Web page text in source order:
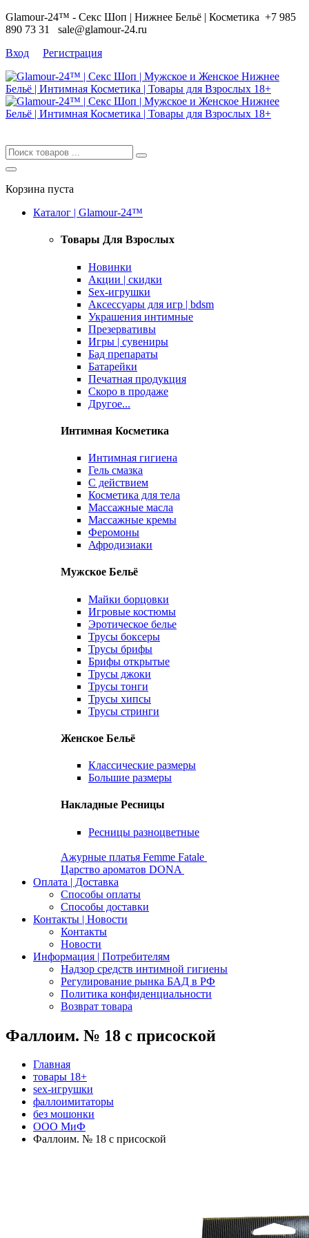
Glamour-24™ - Секс Шоп | Нижнее Бельё | Косметика +7 985
890 73 31 sale@glamour-24.ru
Вход
Регистрация
Корзина пуста
Каталог | Glamour-24™
Товары Для Взрослых
Новинки
Акции | скидки
Sex-игрушки
Аксессуары для игр | bdsm
Украшения интимные
Презервативы
Игры | сувениры
Бад препараты
Батарейки
Печатная продукция
Скоро в продаже
Другое...
Интимная Косметика
Интимная гигиена
Гель смазка
С действием
Косметика для тела
Массажные масла
Массажные кремы
Феромоны
Афродизиаки
Мужское Бельё
Майки борцовки
Игровые костюмы
Эротическое белье
Трусы боксеры
Трусы брифы
Брифы открытые
Трусы джоки
Трусы тонги
Трусы хипсы
Трусы стринги
Женское Бельё
Классические размеры
Большие размеры
Накладные Ресницы
Ресницы разноцветные
Ажурные платья Femme Fatale
Царство ароматов DONA
Оплата | Доставка
Способы оплаты
Способы доставки
Контакты | Новости
Контакты
Новости
Информация | Потребителям
Надзор средств интимной гигиены
Регулирование рынка БАД в РФ
Политика конфиденциальности
Возврат товара
Фаллоим. № 18 с присоской
Главная
товары 18+
sex-игрушки
фаллоимитаторы
без мошонки
ООО МиФ
Фаллоим. № 18 с присоской